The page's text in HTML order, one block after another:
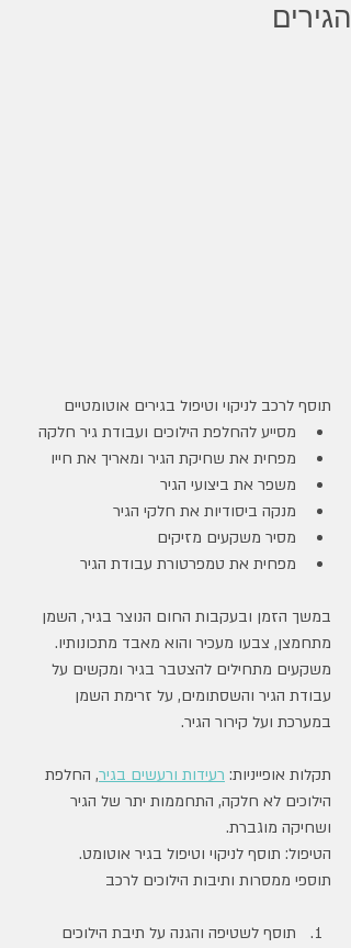
הגירים
תוסף לרכב לניקוי וטיפול בגירים אוטומטיים
מסייע להחלפת הילוכים ועבודת גיר חלקה
מפחית את שחיקת הגיר ומאריך את חייו
משפר את ביצועי הגיר
מנקה ביסודיות את חלקי הגיר
מסיר משקעים מזיקים
מפחית את טמפרטורת עבודת הגיר
במשך הזמן ובעקבות החום הנוצר בגיר, השמן
מתחמצן, צבעו מעכיר והוא מאבד מתכונותיו.
משקעים מתחילים להצטבר בגיר ומקשים על
עבודת הגיר והשסתומים, על זרימת השמן
במערכת ועל קירור הגיר.
תקלות אופייניות: רעידות ורעשים בגיר, החלפת
הילוכים לא חלקה, התחממות יתר של הגיר
ושחיקה מוגברת.
הטיפול: תוסף לניקוי וטיפול בגיר אוטומט.
תוספי ממסרות ותיבות הילוכים לרכב
תוסף לשטיפה והגנה על תיבת הילוכים